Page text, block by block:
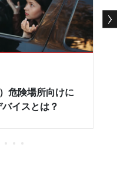
危険場所向けに
イスとは？